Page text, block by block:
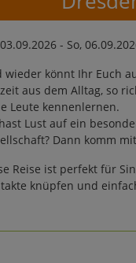
- So,
wieder könnt Ihr Euch
aus dem Alltag, so
Leute kennenlernen.
Lust auf ein
Dann komm
Reise ist perfekt für
knüpfen und